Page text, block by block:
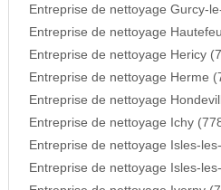
Entreprise de nettoyage Gurcy-
Entreprise de nettoyage
Entreprise de nettoyage Hericy
Entreprise de nettoyage Herme
Entreprise de nettoyage
Entreprise de nettoyage Ichy
Entreprise de nettoyage Isles-
Entreprise de nettoyage Isles-